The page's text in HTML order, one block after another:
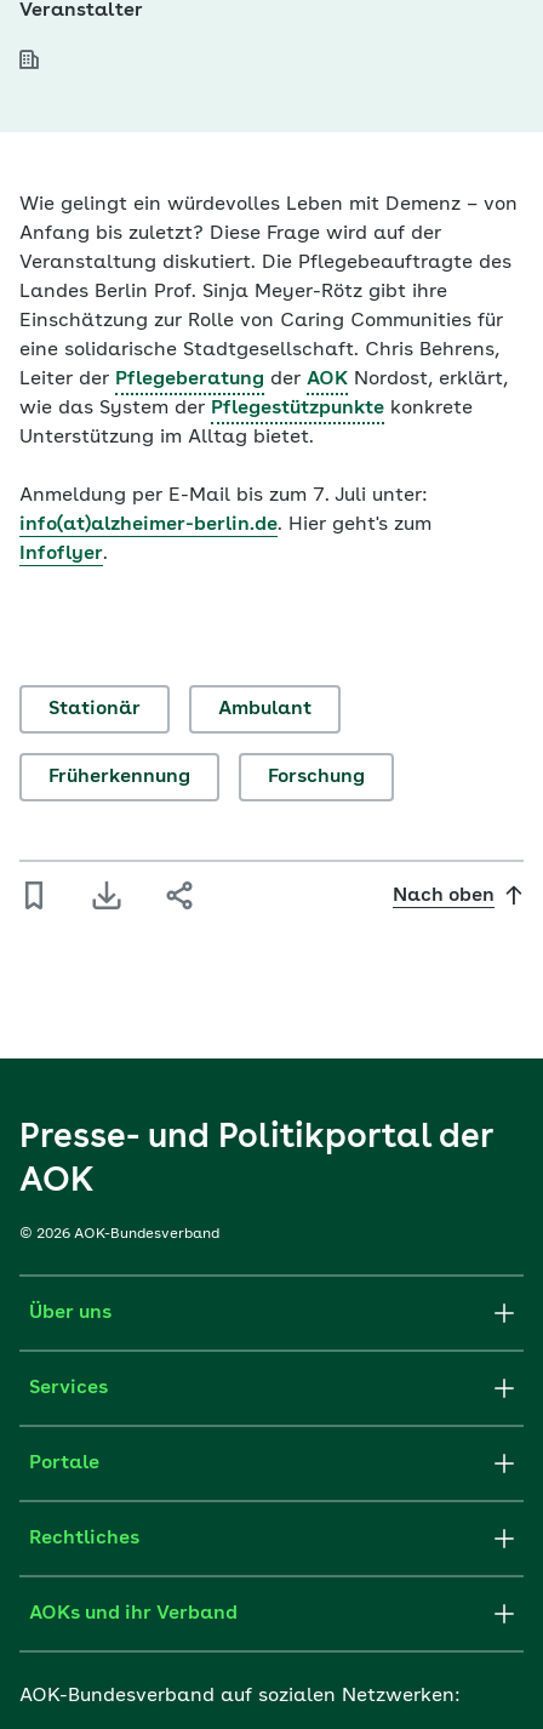
Veranstalter
Wie gelingt ein würdevolles Leben mit Demenz – von
Anfang bis zuletzt? Diese Frage wird auf der
Veranstaltung diskutiert. Die Pflegebeauftragte des
Landes Berlin Prof. Sinja Meyer-Rötz gibt ihre
Einschätzung zur Rolle von Caring Communities für
eine solidarische Stadtgesellschaft. Chris Behrens,
Leiter der Pflegeberatung der AOK Nordost, erklärt,
wie das System der Pflegestützpunkte konkrete
Unterstützung im Alltag bietet.
Anmeldung per E-Mail bis zum 7. Juli unter:
info(at)alzheimer-berlin.de. Hier geht's zum
Infoflyer.
Stationär Ambulant
Früherkennung Forschung
Nach oben
Presse- und Politikportal der
AOK
© 2026 AOK-Bundesverband
Über uns
Services
Portale
Rechtliches
AOKs und ihr Verband
AOK-Bundesverband auf sozialen Netzwerken: